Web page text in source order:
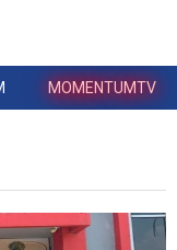
MOMENTUMTV